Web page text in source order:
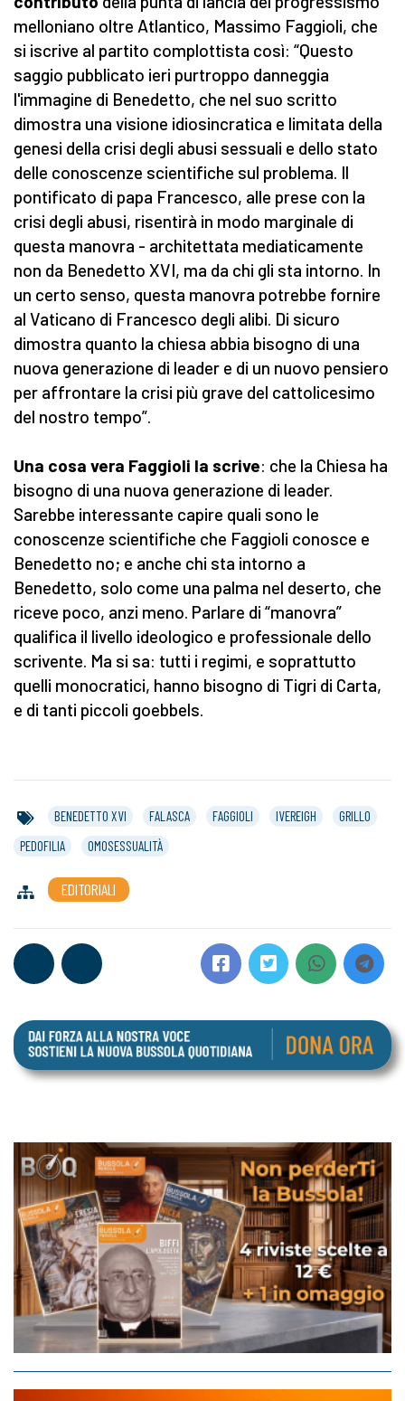
melloniano oltre Atlantico, Massimo Faggioli, che
si iscrive al partito complottista così: “Questo
saggio pubblicato ieri purtroppo danneggia
l'immagine di Benedetto, che nel suo scritto
dimostra una visione idiosincratica e limitata della
genesi della crisi degli abusi sessuali e dello stato
delle conoscenze scientifiche sul problema. Il
pontificato di papa Francesco, alle prese con la
crisi degli abusi, risentirà in modo marginale di
questa manovra - architettata mediaticamente
non da Benedetto XVI, ma da chi gli sta intorno. In
un certo senso, questa manovra potrebbe fornire
al Vaticano di Francesco degli alibi. Di sicuro
dimostra quanto la chiesa abbia bisogno di una
nuova generazione di leader e di un nuovo pensiero
per affrontare la crisi più grave del cattolicesimo
del nostro tempo”.
Una cosa vera Faggioli la scrive: che la Chiesa ha
bisogno di una nuova generazione di leader.
Sarebbe interessante capire quali sono le
conoscenze scientifiche che Faggioli conosce e
Benedetto no; e anche chi sta intorno a
Benedetto, solo come una palma nel deserto, che
riceve poco, anzi meno. Parlare di “manovra”
qualifica il livello ideologico e professionale dello
scrivente. Ma si sa: tutti i regimi, e soprattutto
quelli monocratici, hanno bisogno di Tigri di Carta,
e di tanti piccoli goebbels.
BENEDETTO XVI FALASCA FAGGIOLI IVEREIGH
GRILLO
PEDOFILIA
OMOSESSUALITÀ
EDITORIALI